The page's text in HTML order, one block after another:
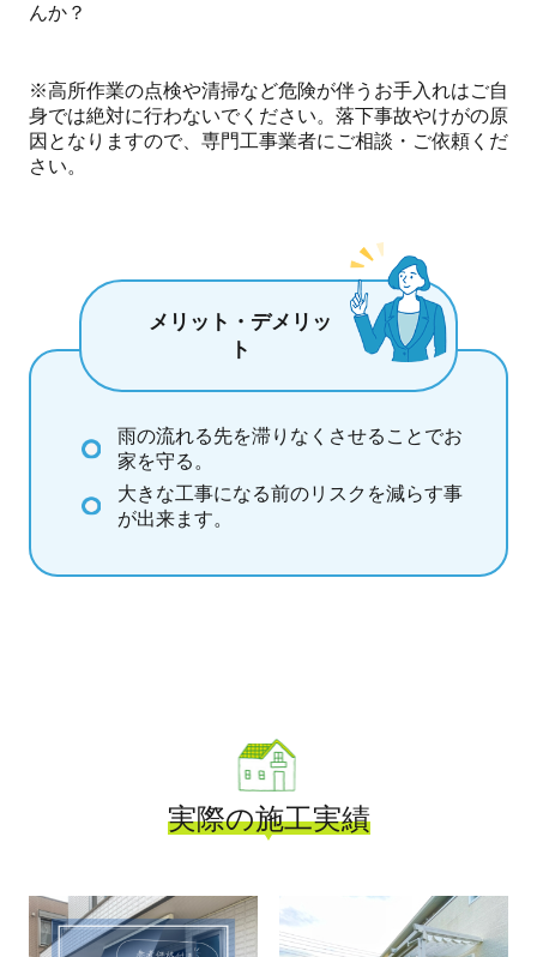
んか？
※高所作業の点検や清掃など危険が伴うお手入れはご自
身では絶対に行わないでください。落下事故やけがの原
因となりますので、専門工事業者にご相談・ご依頼くだ
さい。
メリット・デメリッ
ト
雨の流れる先を滞りなくさせることでお
家を守る。
大きな工事になる前のリスクを減らす事
が出来ます。
実際の施工実績